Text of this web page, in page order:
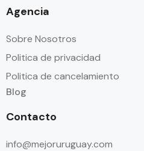
Agencia
Sobre Nosotros
Politica de privacidad
Politica de cancelamiento
Blog
Contacto
info@mejoruruguay.com